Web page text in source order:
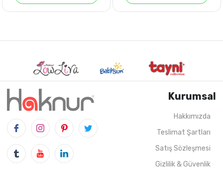
Kurumsal
Hakkımızda
Teslimat Şartları
Satış Sözleşmesi
Gizlilik & Güvenlik